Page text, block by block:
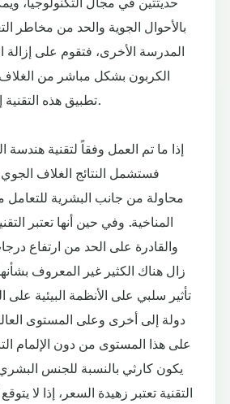
بالأحوال الجوية والحد من مخاطر
المدرسة الأخرى، فتقوم على إزالة
الكربون بشكل مباشر من الغلاف
تطبيق هذه التقنية إلا على نطاق محدود.
إذا ما تم العمل وفقاً لتقنية هندسة
فستشمل النتائج الغلاف
محاولة من جانب البشرية للتعامل
المناخية. وفي حين أنها تعتبر
والقادرة على الحد من ارتفاع
زال هناك الكثير غير المعروف
تأثير سلبي على الأنظمة البيئية
دولة إلى أخرى وعلى المستوى
على هذا المستوى من دون الإلمام
يكون كارثي بالنسبة للجنس
التقنية تعتبر زهيدة السعر، إذا لا